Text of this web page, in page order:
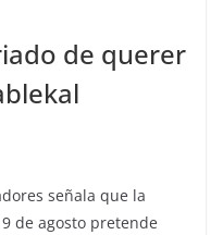
de querer
señala que la
de agosto pretende